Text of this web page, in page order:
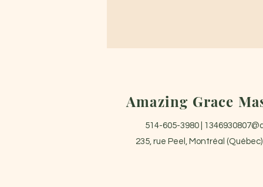
Amazing Grace
514-605-3980 |
235, rue Peel, Montréal